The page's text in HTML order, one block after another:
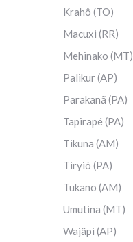
Krahô (TO)
Macuxi (RR)
Mehinako (MT)
Palikur (AP)
Parakanã (PA)
Tapirapé (PA)
Tikuna (AM)
Tiryió (PA)
Tukano (AM)
Umutina (MT)
Wajãpi (AP)